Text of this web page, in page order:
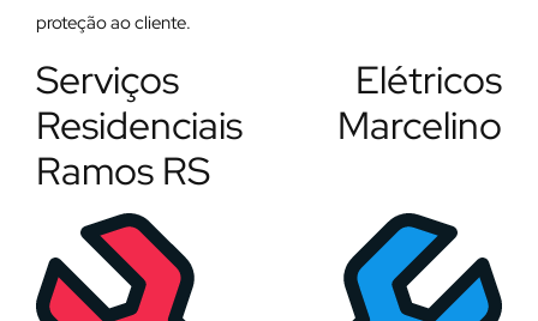
proteção ao cliente.
Serviços Elétricos
Residenciais Marcelino
Ramos RS